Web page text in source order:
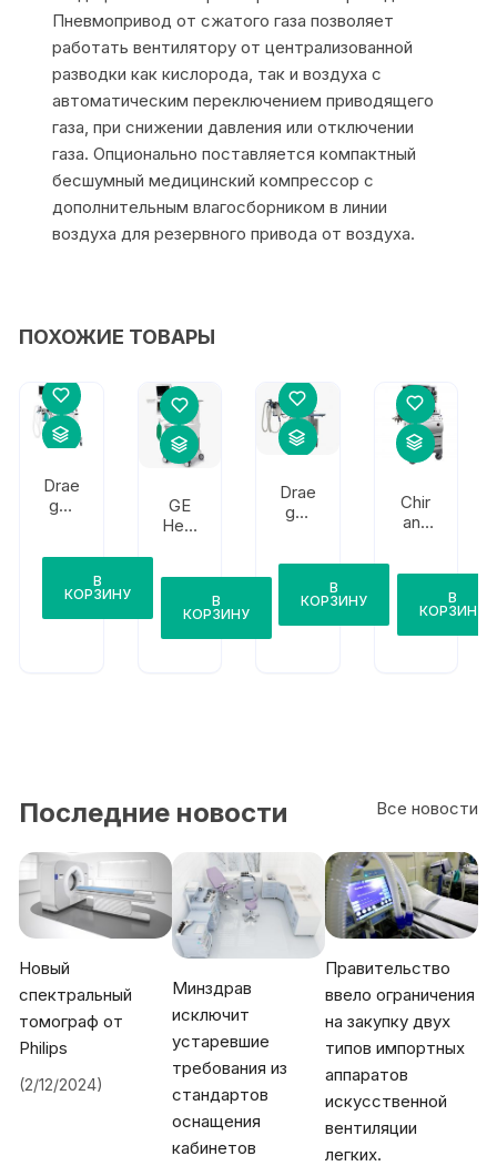
Пневмопривод от сжатого газа позволяет
работать вентилятору от централизованной
разводки как кислорода, так и воздуха с
автоматическим переключением приводящего
газа, при снижении давления или отключении
газа. Опционально поставляется компактный
бесшумный медицинский компрессор с
дополнительным влагосборником в линии
воздуха для резервного привода от воздуха.
ПОХОЖИЕ ТОВАРЫ
Drae
ger
XL
В
КОРЗИНУ
GE
Heal
Avan
ce
CS2
В
КОРЗИНУ
Drae
ger
В
КОРЗИНУ
Chir
ana
Med
ia
В
КОРЗИНУ
Все новости
Последние новости
Новый
спектральный
томограф от
Philips
(2/12/2024)
Минздрав
исключит
устаревшие
требования из
стандартов
оснащения
кабинетов
Правительство
ввело ограничения
на закупку двух
типов импортных
аппаратов
искусственной
вентиляции
легких.